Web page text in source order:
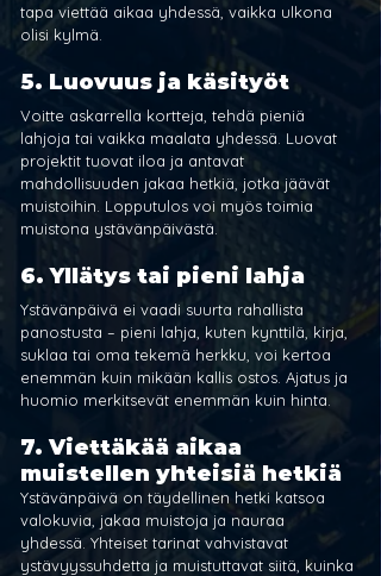
tapa viettää aikaa yhdessä, vaikka ulkona
olisi kylmä.
5. Luovuus ja käsityöt
Voitte askarrella kortteja, tehdä pieniä
lahjoja tai vaikka maalata yhdessä. Luovat
projektit tuovat iloa ja antavat
mahdollisuuden jakaa hetkiä, jotka jäävät
muistoihin. Lopputulos voi myös toimia
muistona ystävänpäivästä.
6. Yllätys tai pieni lahja
Ystävänpäivä ei vaadi suurta rahallista
panostusta – pieni lahja, kuten kynttilä, kirja,
suklaa tai oma tekemä herkku, voi kertoa
enemmän kuin mikään kallis ostos. Ajatus ja
huomio merkitsevät enemmän kuin hinta.
7. Viettäkää aikaa
muistellen yhteisiä hetkiä
Ystävänpäivä on täydellinen hetki katsoa
valokuvia, jakaa muistoja ja nauraa
yhdessä. Yhteiset tarinat vahvistavat
ystävyyssuhdetta ja muistuttavat siitä, kuinka